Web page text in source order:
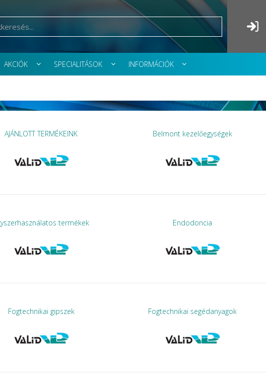
AKCIÓK SPECIALITÁSOK INFORMÁCIÓK
AJÁNLOTT TERMÉKEINK Belmont kezelőegységek
termékek Endodoncia
Fogtechnikai gipszek Fogtechnikai segédanyagok